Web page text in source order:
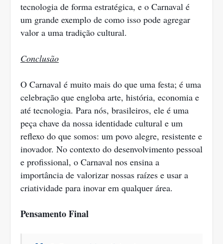
tecnologia de forma estratégica, e o Carnaval é
um grande exemplo de como isso pode agregar
valor a uma tradição cultural.
Conclusão
O Carnaval é muito mais do que uma festa; é uma
celebração que engloba arte, história, economia e
até tecnologia. Para nós, brasileiros, ele é uma
peça chave da nossa identidade cultural e um
reflexo do que somos: um povo alegre, resistente e
inovador. No contexto do desenvolvimento pessoal
e profissional, o Carnaval nos ensina a
importância de valorizar nossas raízes e usar a
criatividade para inovar em qualquer área.
Pensamento Final